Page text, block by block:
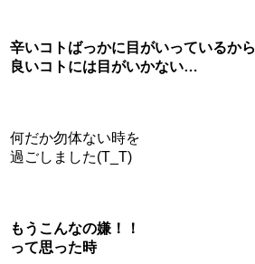
辛いコトばっかに目がいっているから
良いコトには目がいかない…
何だか勿体ない時を
過ごしました(T_T)
もうこんなの嫌！！
って思った時